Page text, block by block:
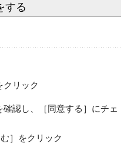
する
クリック
認し、［同意する］にチェ
］をクリック